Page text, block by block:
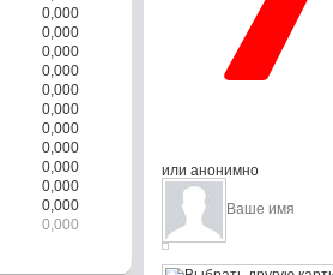
или анонимно
0,000
0,000
0,000
0,000
0,000
0,000
0,000
0,000
0,000
0,000
0,000
0,000